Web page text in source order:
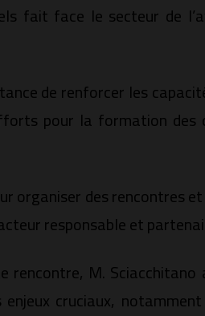
fait face le secteur de
de renforcer les
pour la formation
organiser des rencontres
responsable et
M.
cruciaux,